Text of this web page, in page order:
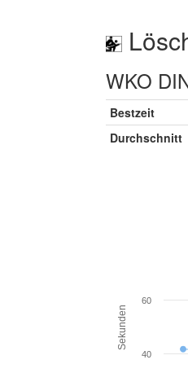
WKO
Bestzeit
Durchschnitt
Sekunden
40
60